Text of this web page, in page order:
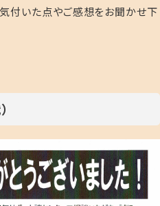
付いた点やご感想をお聞かせ下